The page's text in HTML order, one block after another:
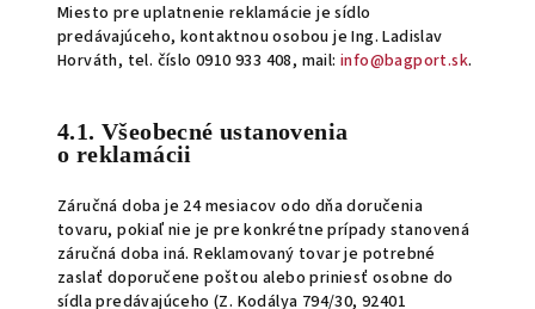
Miesto pre uplatnenie reklamácie je sídlo
predávajúceho, kontaktnou osobou je Ing. Ladislav
Horváth, tel. číslo 0910 933 408, mail: info@bagport.sk.
4.1. Všeobecné ustanovenia
o reklamácii
Záručná doba je 24 mesiacov odo dňa doručenia
tovaru, pokiaľ nie je pre konkrétne prípady stanovená
záručná doba iná. Reklamovaný tovar je potrebné
zaslať doporučene poštou alebo priniesť osobne do
sídla predávajúceho (Z. Kodálya 794/30, 92401